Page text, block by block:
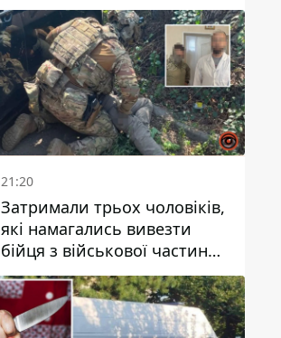
переправити чоловіка до
Словаччини
21:20
Затримали трьох чоловіків,
які намагались вивезти
бійця з військової частини
до Дніпра за 7 тисяч
доларів: серед них був лікар